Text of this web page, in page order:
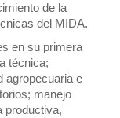
de la
del MIDA.
en su primera
técnica;
agropecuaria e
manejo
productiva,